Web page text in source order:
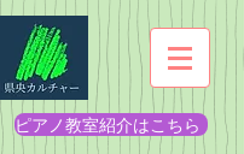
ピアノ教室紹介はこちら